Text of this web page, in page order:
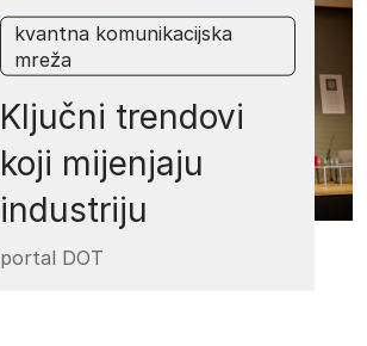
kvantna komunikacijska
mreža
Ključni trendovi
koji mijenjaju
industriju
portal DOT